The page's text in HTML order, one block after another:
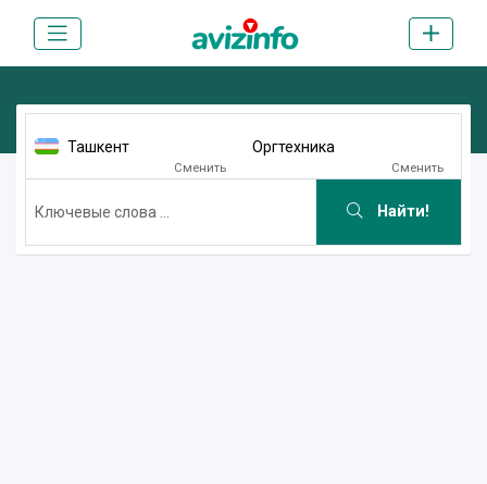
Ташкент
Сменить
Оргтехника
Сменить
Найти!